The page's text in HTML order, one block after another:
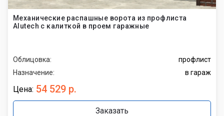
Механические распашные ворота из профлиста
Alutech с калиткой в проем гаражные
Облицовка:
профлист
Назначение:
в гараж
Цена: 54 529 р.
Заказать